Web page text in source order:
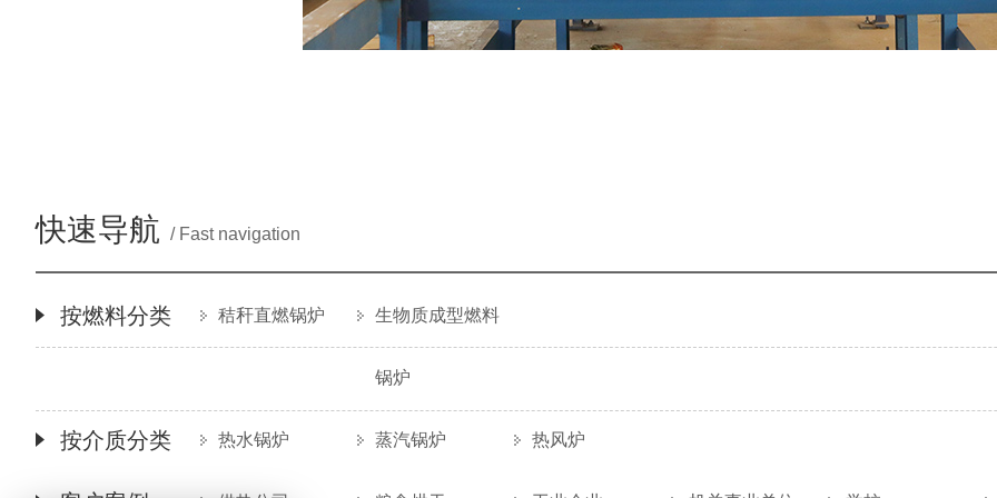
快速导航 / Fast navigation
按燃料分类 秸秆直燃锅炉 生物质成型燃料
锅炉
按介质分类 热水锅炉 蒸汽锅炉 热风炉